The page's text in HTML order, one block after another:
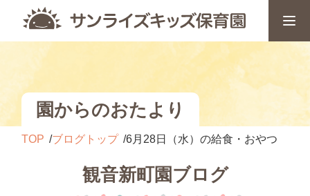
園からのおたより
TOP ブログトップ 6月28日（水）の給食・おやつ
観音新町園ブログ